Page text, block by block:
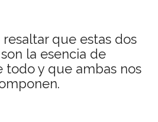
que estas dos
la esencia de
todo y que ambas nos